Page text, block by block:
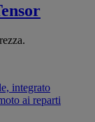
integrato
ai reparti